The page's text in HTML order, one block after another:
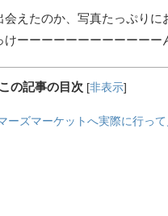
えたのか、写真たっぷりに
けーーーーーーーーーーー
この記事の目次 [非表示]
ーズマーケットへ実際に行っ